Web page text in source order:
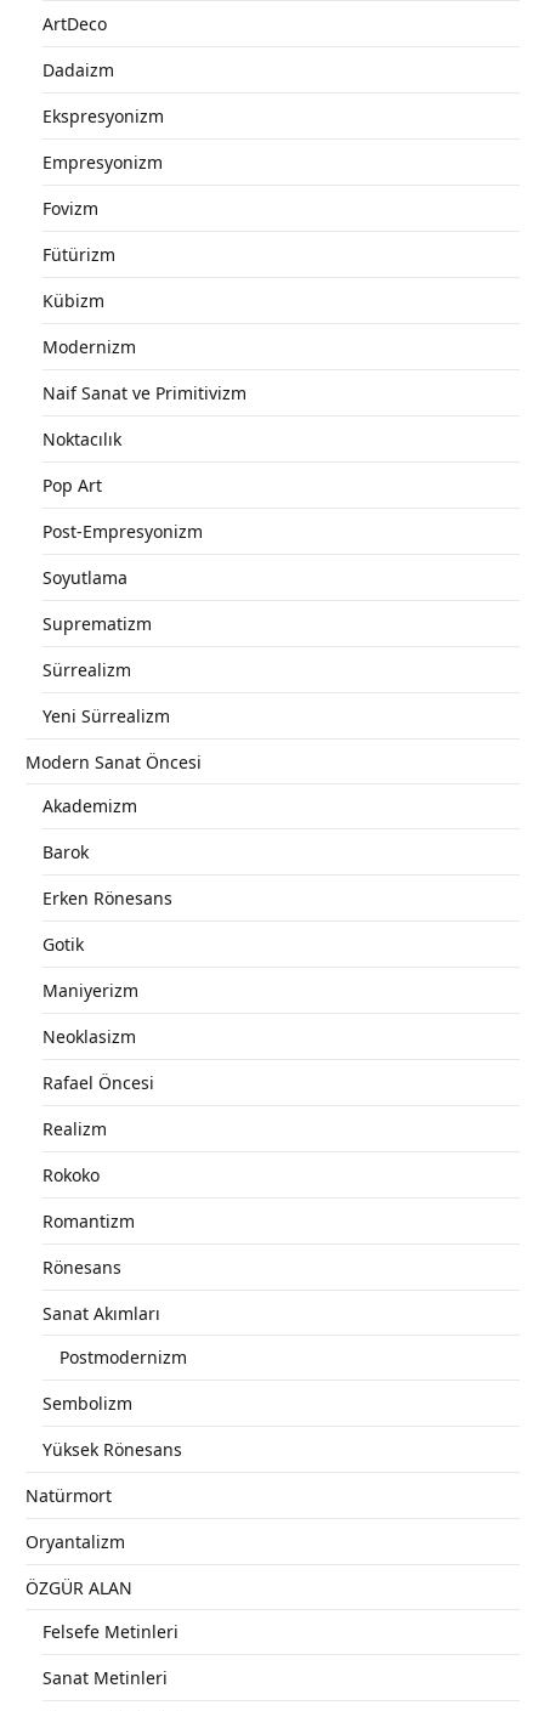
ArtDeco
Dadaizm
Ekspresyonizm
Empresyonizm
Fovizm
Fütürizm
Kübizm
Modernizm
Naif Sanat ve Primitivizm
Noktacılık
Pop Art
Post-Empresyonizm
Soyutlama
Suprematizm
Sürrealizm
Yeni Sürrealizm
Modern Sanat Öncesi
Akademizm
Barok
Erken Rönesans
Gotik
Maniyerizm
Neoklasizm
Rafael Öncesi
Realizm
Rokoko
Romantizm
Rönesans
Sanat Akımları
Postmodernizm
Sembolizm
Yüksek Rönesans
Natürmort
Oryantalizm
ÖZGÜR ALAN
Felsefe Metinleri
Sanat Metinleri